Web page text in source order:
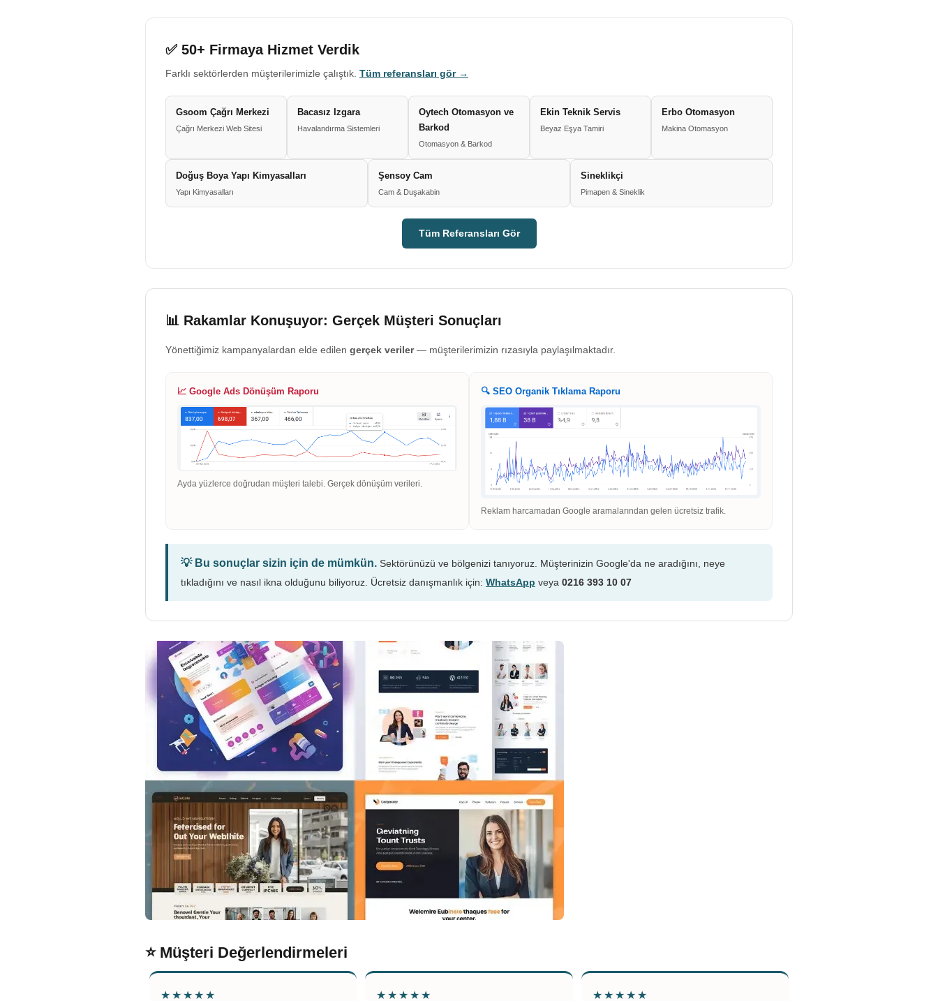
✅ 50+ Firmaya Hizmet Verdik
Farklı sektörlerden müşterilerimizle çalıştık. Tüm referansları gör →
Gsoom Çağrı Merkezi
Çağrı Merkezi Web Sitesi
Bacasız Izgara
Havalandırma Sistemleri
Oytech Otomasyon ve
Barkod
Otomasyon & Barkod
Ekin Teknik Servis
Beyaz Eşya Tamiri
Erbo Otomasyon
Makina Otomasyon
Doğuş Boya Yapı Kimyasalları
Yapı Kimyasalları
Şensoy Cam
Cam & Duşakabin
Sineklikçi
Pimapen & Sineklik
Tüm Referansları Gör
📊 Rakamlar Konuşuyor: Gerçek Müşteri Sonuçları
Yönettiğimiz kampanyalardan elde edilen gerçek veriler— müşterilerimizin rızasıyla paylaşılmaktadır.
📈 Google Ads Dönüşüm Raporu
Ayda yüzlerce doğrudan müşteri talebi. Gerçek dönüşüm verileri.
🔍 SEO Organik Tıklama Raporu
Reklam harcamadan Google aramalarından gelen ücretsiz trafik.
💡 Bu sonuçlar sizin için de mümkün. Sektörünüzü ve bölgenizi tanıyoruz. Müşterinizin Google'da ne aradığını, neye
tıkladığını ve nasıl ikna olduğunu biliyoruz. Ücretsiz danışmanlık için: WhatsApp veya 0216 393 10 07
⭐ Müşteri Değerlendirmeleri
★★★★★ ★★★★★ ★★★★★